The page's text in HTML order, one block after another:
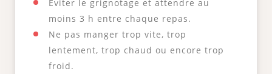
Éviter le grignotage et attendre au
moins 3 h entre chaque repas.
Ne pas manger trop vite, trop
lentement, trop chaud ou encore trop
froid.